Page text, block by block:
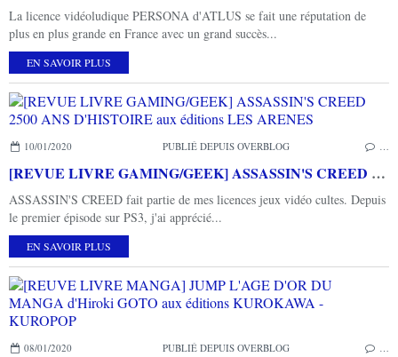
La licence vidéoludique PERSONA d'ATLUS se fait une réputation de
plus en plus grande en France avec un grand succès...
EN SAVOIR PLUS
10/01/2020 PUBLIÉ DEPUIS OVERBLOG …
[REVUE LIVRE GAMING/GEEK] ASSASSIN'S CREED 2500 ANS D'HISTOIRE aux éditions LES ARENES
ASSASSIN'S CREED fait partie de mes licences jeux vidéo cultes. Depuis
le premier épisode sur PS3, j'ai apprécié...
EN SAVOIR PLUS
08/01/2020 PUBLIÉ DEPUIS OVERBLOG …